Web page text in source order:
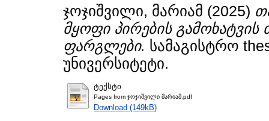
ჯოჯიშვილი, მარიამ (2025)
მყოფი პირების
ფარგლები. სამაგისტრო
უნივერსიტეტი.
ტექსტი
Pages from ჯოჯიშვილი მარიამ.pdf
Download (149kB)